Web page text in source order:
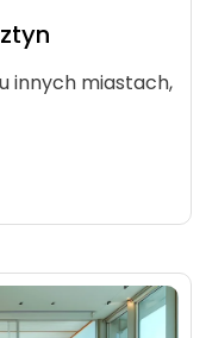
innych miastach,